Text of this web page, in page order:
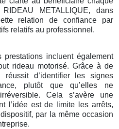
METALLIQUE, dans
relation de confiance par
relatifs au professionnel.
prestations incluent également
rideau motorisé. Grâce à de
réussit d’identifier les signes
plutôt que qu’elles ne
Cela s’avère une
l’idée est de limite les arrêts,
par la même occasion